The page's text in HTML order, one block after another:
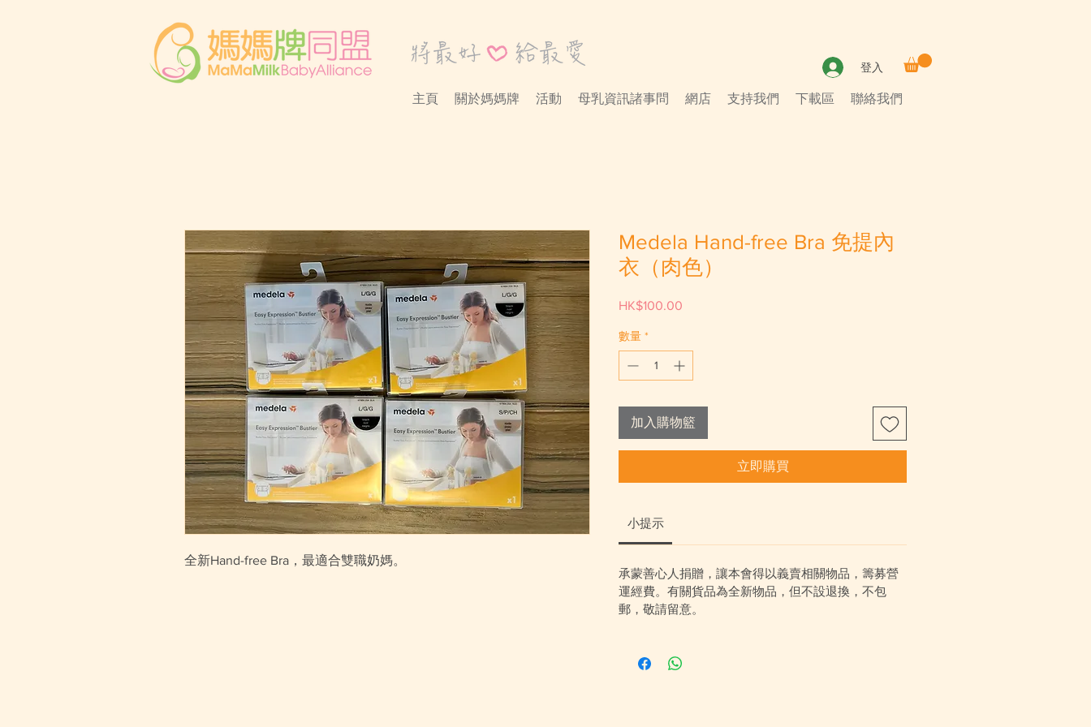
登入
主頁 關於媽媽牌 活動 母乳資訊諸事問 網店 支持我們 下載區 聯絡我們
全新Hand-free Bra，最適合雙職奶媽。
Medela Hand-free Bra 免提內
衣（肉色）
HK$100.00
數量 *
加入購物籃
立即購買
小提示
承蒙善心人捐贈，讓本會得以義賣相關物品，籌募營
運經費。有關貨品為全新物品，但不設退換，不包
郵，敬請留意。